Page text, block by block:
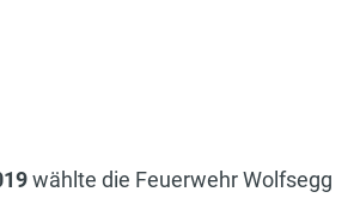
wählte die Feuerwehr Wolfsegg